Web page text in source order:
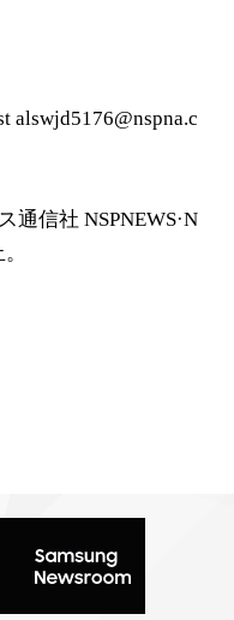
alswjd5176@nspna.c
信社 NSPNEWS·N